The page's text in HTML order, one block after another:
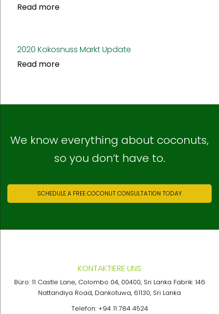
Read more
2020 Kokosnuss Markt Update
Read more
We know everything about coconuts,
so you don’t have to.
SCHEDULE A FREE COCONUT CONSULTATION TODAY
KONTAKTIERE UNS
Büro: 11 Castle Lane, Colombo 04, 00400, Sri Lanka Fabrik: 146
Nattandiya Road, Dankotuwa, 61130, Sri Lanka
Telefon: +94 11 784 4524